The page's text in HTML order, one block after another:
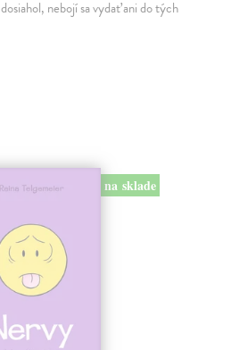
nebojí sa vydať ani do tých
na sklade